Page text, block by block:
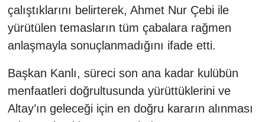
çalıştıklarını belirterek, Ahmet Nur Çebi ile
yürütülen temasların tüm çabalara rağmen
anlaşmayla sonuçlanmadığını ifade etti.
Başkan Kanlı, süreci son ana kadar kulübün
menfaatleri doğrultusunda yürüttüklerini ve
Altay’ın geleceği için en doğru kararın alınması